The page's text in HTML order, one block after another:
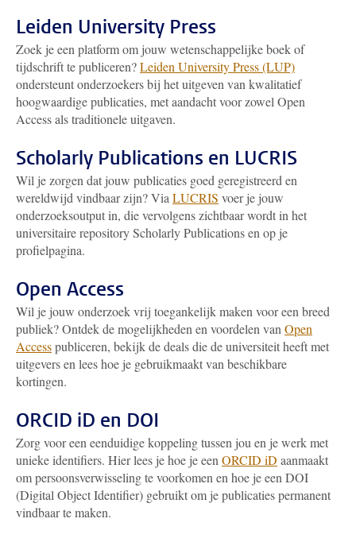
Leiden University Press
Zoek je een platform om jouw wetenschappelijke boek of
tijdschrift te publiceren?Leiden University Press (LUP)
ondersteunt onderzoekers bij het uitgeven van kwalitatief
hoogwaardige publicaties, met aandacht voor zowel Open
Access als traditionele uitgaven.
Scholarly Publications en LUCRIS
Wil je zorgen dat jouw publicaties goed geregistreerd en
wereldwijd vindbaar zijn? Via LUCRIS voer je jouw
onderzoeksoutput in, die vervolgens zichtbaar wordt in het
universitaire repository Scholarly Publications en op je
profielpagina.
Open Access
Wil je jouw onderzoek vrij toegankelijk maken voor een breed
publiek? Ontdek de mogelijkheden en voordelen van Open
Accesspubliceren, bekijk de deals die de universiteit heeft met
uitgevers en lees hoe je gebruikmaakt van beschikbare
kortingen.
ORCID iD en DOI
Zorg voor een eenduidige koppeling tussen jou en je werk met
unieke identifiers. Hier lees je hoe je een ORCID iD aanmaakt
om persoonsverwisseling te voorkomen en hoe je een DOI
(Digital Object Identifier) gebruikt om je publicaties permanent
vindbaar te maken.